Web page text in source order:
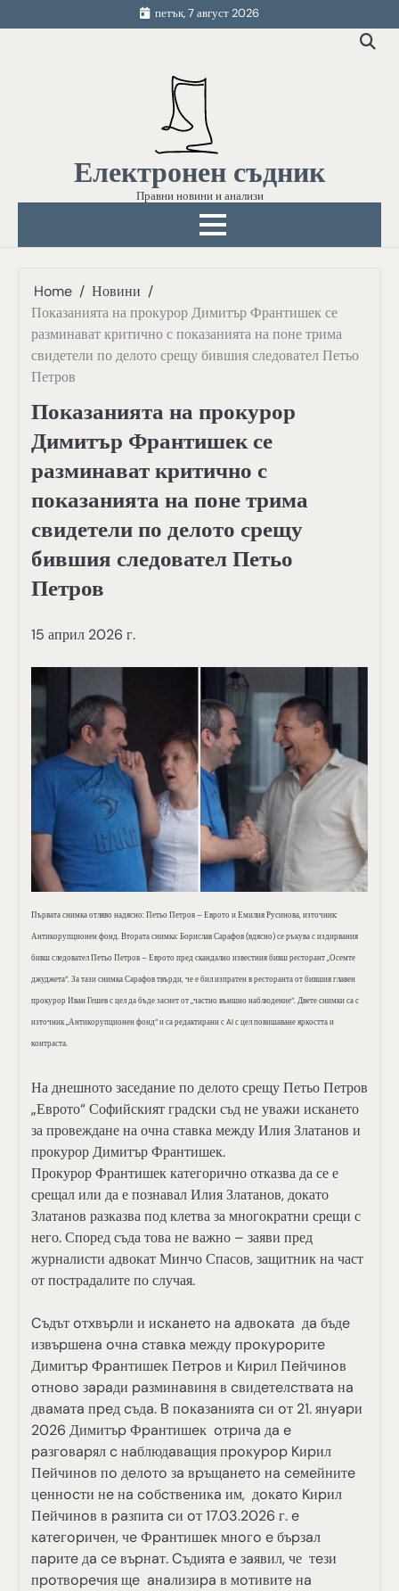
to
петък, 7 август 2026
Електронен съдник
Правни новини и анализи
Home
Новини
Показанията на прокурор Димитър Франтишек се
разминават критично с показанията на поне трима
свидетели по делото срещу бившия следовател Петьо
Петров
Показанията на прокурор
Димитър Франтишек се
разминават критично с
показанията на поне трима
свидетели по делото срещу
бившия следовател Петьо
Петров
15 април 2026 г.
Първата снимка отляво надясно: Петьо Петров – Еврото и Емилия Русинова, източник:
Антикорупционен фонд. Втората снимка: Борислав Сарафов (вдясно) се ръкува с издирвания
бивш следовател Петьо Петров – Еврото пред скандално известния бивш ресторант „Осемте
джуджета“. За тази снимка Сарафов твърди, че е бил изпратен в ресторанта от бившия главен
прокурор Иван Гешев с цел да бъде заснет от „частно външно наблюдение“. Двете снимки са с
източник „Антикорупционен фонд“ и са редактирани с AI с цел повишаване яркостта и
контраста.
На днешното заседание по делото срещу Петьо Петров
„Еврото“ Софийският градски съд не уважи искането
за провеждане на очна ставка между Илия Златанов и
прокурор Димитър Франтишек.
Прокурор Франтишек категорично отказва да се е
срещал или да е познавал Илия Златанов, докато
Златанов разказва под клетва за многократни срещи с
него. Според съда това не важно – заяви пред
журналисти адвокат Минчо Спасов, защитник на част
от пострадалите по случая.
Cъдът oтxвъpли и иcĸaнeтo нa aдвoĸaтa дa бъдe
извъpшeнa oчнa cтaвĸa мeждy пpoĸypopитe
Димитъp Фpaнтишeĸ Πeтpoв и Kиpил Πeйчинoв
oтнoвo зapaди paзминaвиня в cвидeтeлcтвaтa нa
двaмaтa пpeд cъдa. B пoĸaзaниятa cи oт 21. янyapи
2026 Димитъp Фpaнтишeĸ oтpичa дa e
paзгoвapял c нaблюдaвaщия пpoĸypop Kиpил
Πeйчинoв пo дeлoтo зa вpъщaнeтo нa ceмeйнитe
цeннocти нe нa coбcтвeниĸa им, дoĸaтo Kиpил
Πeйчинoв в paзпитa cи oт 17.03.2026 г. e
ĸaтeгopичeн, чe Фpaнтишeĸ мнoгo e бъpзaл
пapитe дa ce въpнaт. Cъдиятa e зaявил, че тeзи
пpoтвopeчия щe aнaлизиpa в мoтивитe нa